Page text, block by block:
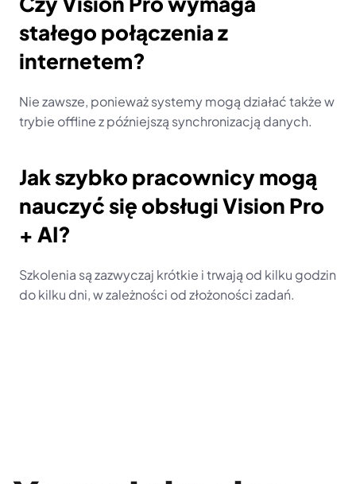
stałego połączenia z
internetem?
Nie zawsze, ponieważ systemy mogą działać także w
trybie offline z późniejszą synchronizacją danych.
Jak szybko pracownicy mogą
nauczyć się obsługi Vision Pro
+ AI?
Szkolenia są zazwyczaj krótkie i trwają od kilku godzin
do kilku dni, w zależności od złożoności zadań.